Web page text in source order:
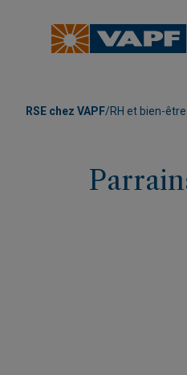
RSE chez VAPF/RH et bien-